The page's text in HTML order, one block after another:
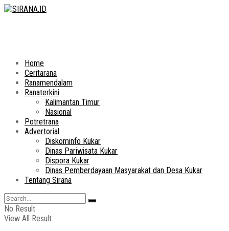
Home
Ceritarana
Ranamendalam
Ranaterkini
Kalimantan Timur
Nasional
Potretrana
Advertorial
Diskominfo Kukar
Dinas Pariwisata Kukar
Dispora Kukar
Dinas Pemberdayaan Masyarakat dan Desa Kukar
Tentang Sirana
No Result
View All Result